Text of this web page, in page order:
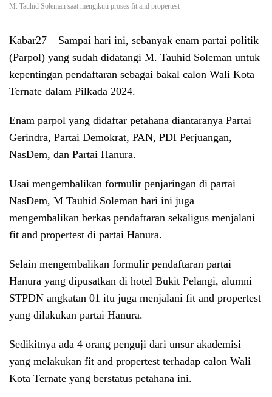
M. Tauhid Soleman saat mengikuti proses fit and propertest
Kabar27 –Sampai hari ini, sebanyak enam partai politik
(Parpol) yang sudah didatangi M. Tauhid Soleman untuk
kepentingan pendaftaran sebagai bakal calon Wali Kota
Ternate dalam Pilkada 2024.
Enam parpol yang didaftar petahana diantaranya Partai
Gerindra, Partai Demokrat, PAN, PDI Perjuangan,
NasDem, dan Partai Hanura.
Usai mengembalikan formulir penjaringan di partai
NasDem, M Tauhid Soleman hari ini juga
mengembalikan berkas pendaftaran sekaligus menjalani
fit and propertest di partai Hanura.
Selain mengembalikan formulir pendaftaran partai
Hanura yang dipusatkan di hotel Bukit Pelangi, alumni
STPDN angkatan 01 itu juga menjalani fit and propertest
yang dilakukan partai Hanura.
Sedikitnya ada 4 orang penguji dari unsur akademisi
yang melakukan fit and propertest terhadap calon Wali
Kota Ternate yang berstatus petahana ini.